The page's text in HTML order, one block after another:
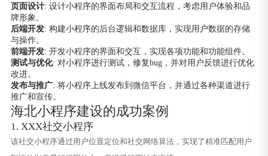
页面设计: 设计小程序的界面布局和交互流程，考虑用户体验和品
牌形象。
后端开发: 构建小程序的后台逻辑和数据库，实现用户数据的存储
与操作。
前端开发: 开发小程序的界面和交互，实现各项功能和功能组件。
测试与优化: 对小程序进行测试，修复bug，并对用户反馈进行优化
改进。
发布与推广: 将小程序上线发布到微信平台，并通过各种渠道进行
推广和宣传。
海北小程序建设的成功案例
1. XXX社交小程序
该社交小程序通过用户位置定位和社交网络算法，实现了精准匹配用户